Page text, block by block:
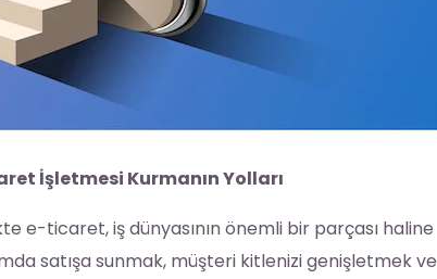
İşletmesi Kurmanın Yolları
e-ticaret, iş dünyasının önemli bir parçası haline
satışa sunmak, müşteri kitlenizi genişletmek ve